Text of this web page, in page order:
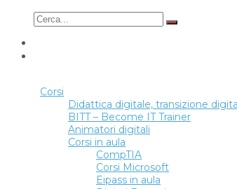
Corsi
Didattica digitale, transizione
BITT – Become IT Trainer
Animatori digitali
Corsi in aula
CompTIA
Corsi Microsoft
Eipass in aula